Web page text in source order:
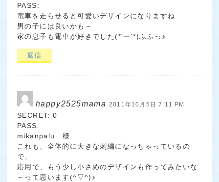
PASS:
電車を走らせると可愛いデザインになりますね
男の子には良いかも～
家の息子も電車が好きでした(*'ー'*)ふふっ♪
返信
happy2525mama 2011年10月5日 7:11 PM
SECRET: 0
PASS:
mikanpalu 様
これも、全体的に大きな刺繍になっちゃっているの
で、
応用で、もう少し小さめのデザインも作ってみたいな
～って思います(^▽^)♪